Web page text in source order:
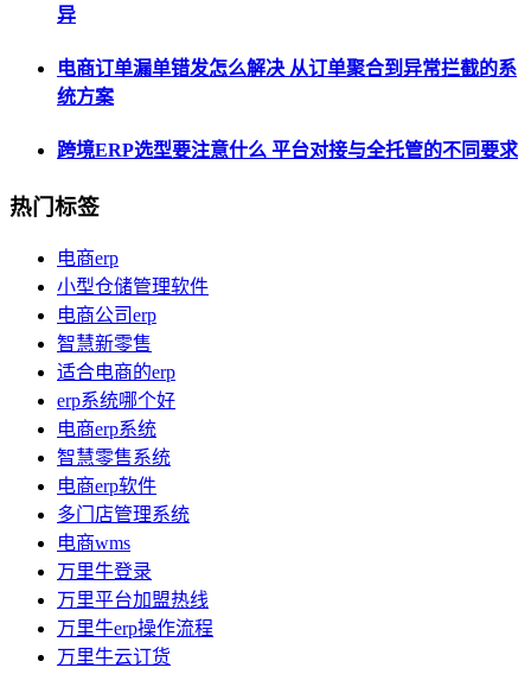
异
电商订单漏单错发怎么解决 从订单聚合到异常拦截的系
统方案
跨境ERP选型要注意什么 平台对接与全托管的不同要求
热门标签
电商erp
小型仓储管理软件
电商公司erp
智慧新零售
适合电商的erp
erp系统哪个好
电商erp系统
智慧零售系统
电商erp软件
多门店管理系统
电商wms
万里牛登录
万里平台加盟热线
万里牛erp操作流程
万里牛云订货